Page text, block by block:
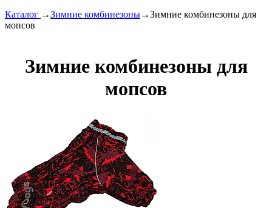
Каталог →Зимние комбинезоны→Зимние комбинезоны для
мопсов
Зимние комбинезоны для
мопсов